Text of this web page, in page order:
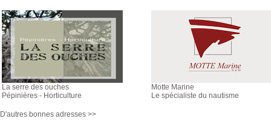
La serre des ouches
Pépinières - Horticulture
Motte Marine
Le spécialiste du nautisme
D'autres bonnes adresses >>